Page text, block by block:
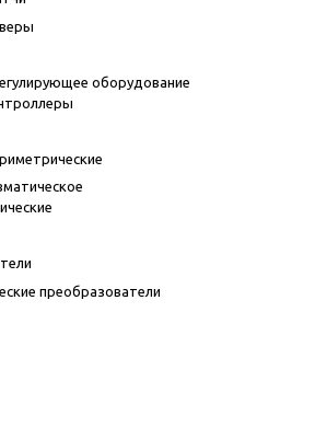
оборудование
преобразователи